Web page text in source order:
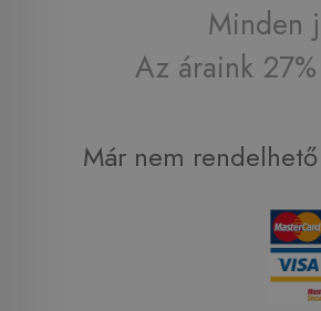
Minden
Az áraink
Már nem